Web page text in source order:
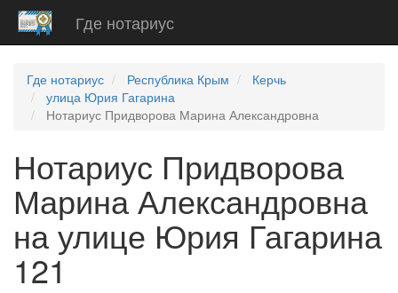
Где нотариус
Где нотариус Республика Крым
Керчь
улица Юрия Гагарина
Нотариус Придворова Марина Александровна
Нотариус Придворова
Марина Александровна
на улице Юрия Гагарина
121